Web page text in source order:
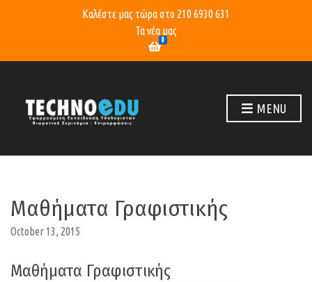
Καλέστε μας τώρα στο 210 6930 631
Τα νέα μας
0
MENU
Μαθήματα Γραφιστικής
October 13, 2015
Μαθήματα Γραφιστικής